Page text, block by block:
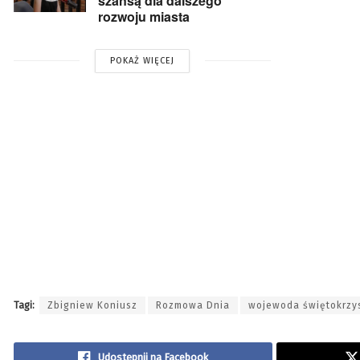
rozwoju miasta
POKAŻ WIĘCEJ
Tagi: Zbigniew Koniusz Rozmowa Dnia wojewoda
Udostępnij na Facebook